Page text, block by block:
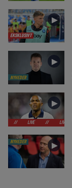
EKSKLUSIVT
►
NYHEDER
►
►
// LIVE // LIVE
NYHEDER ►